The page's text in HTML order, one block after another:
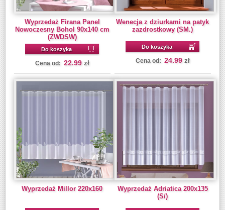
Wyprzedaż Firana Panel
Nowoczesny Bohol 90x140 cm
(ZWDSW)
Do koszyka
Cena od: 22.99 zł
Wenecja z dziurkami na patyk
zazdrostkowy (SM.)
Do koszyka
Cena od: 24.99 zł
Wyprzedaż Millor 220x160
Wyprzedaż Adriatica 200x135
(S/)